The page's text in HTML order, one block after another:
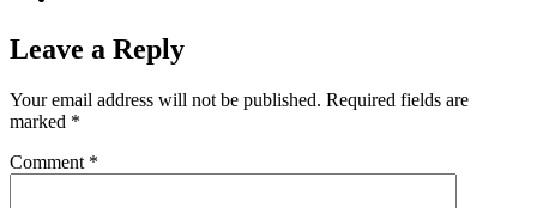
Leave a Reply
Your email address will not be published. Required fields are
marked *
Comment *